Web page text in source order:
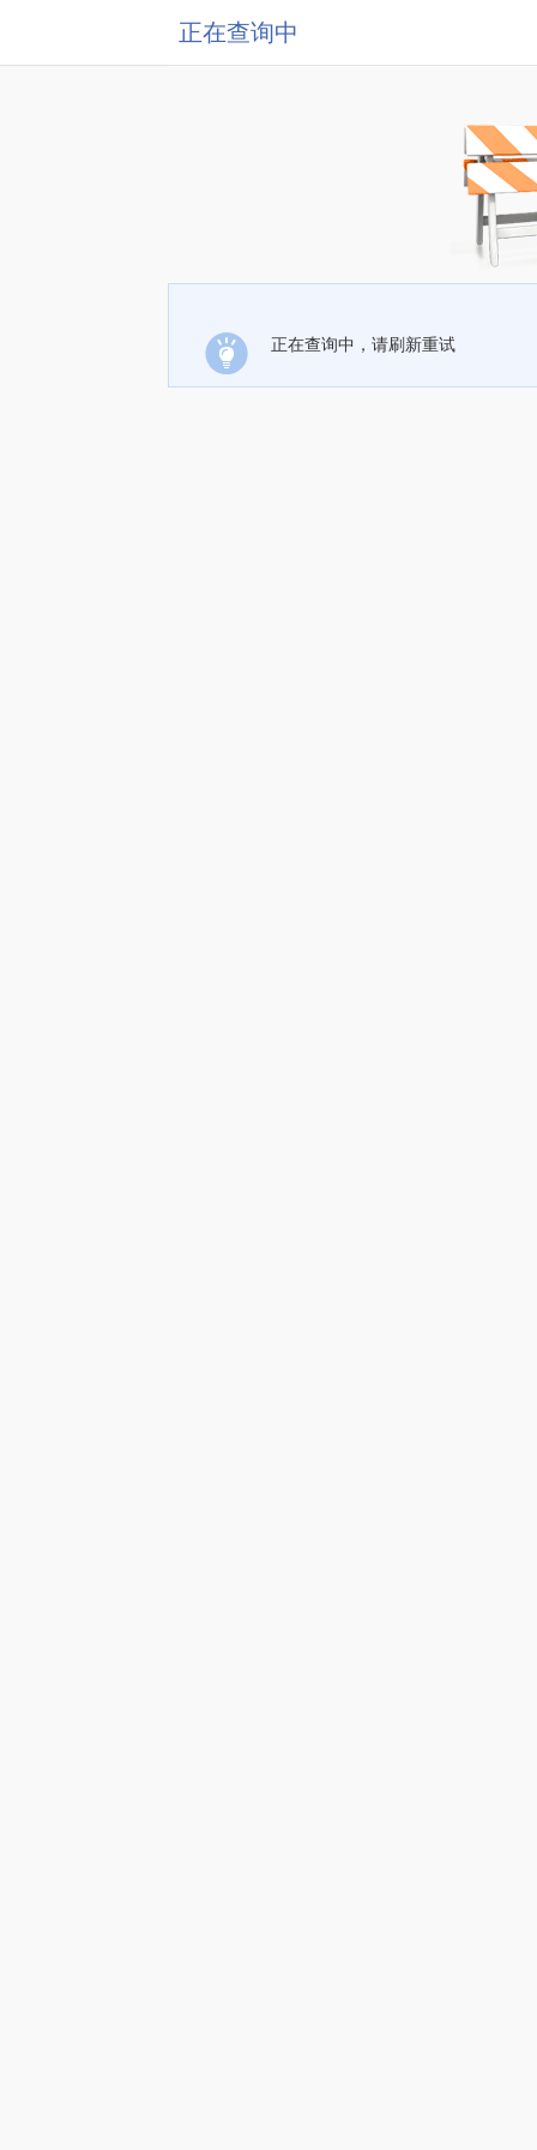
正在查询中
正在查询中，请刷新重试